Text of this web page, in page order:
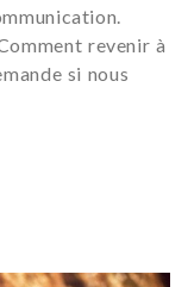
revenir à
si nous